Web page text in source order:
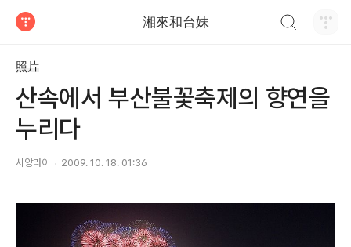
湘來和台妹
照片
산속에서 부산불꽃축제의 향연을
누리다
시앙라이 2009. 10. 18. 01:36